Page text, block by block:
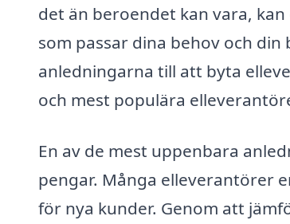
det än beroendet kan vara,
som passar dina behov och
anledningarna till att byta
och mest populära
En av de mest uppenbara
pengar. Många elleverantörer
för nya kunder. Genom att